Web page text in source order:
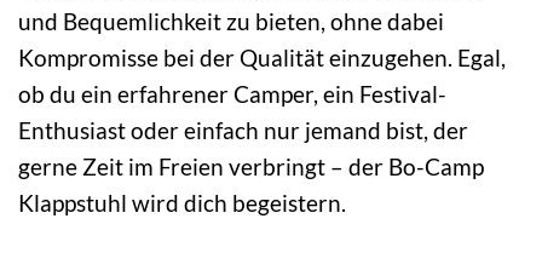
und Bequemlichkeit zu bieten, ohne dabei
Kompromisse bei der Qualität einzugehen. Egal,
ob du ein erfahrener Camper, ein Festival-
Enthusiast oder einfach nur jemand bist, der
gerne Zeit im Freien verbringt – der Bo-Camp
Klappstuhl wird dich begeistern.